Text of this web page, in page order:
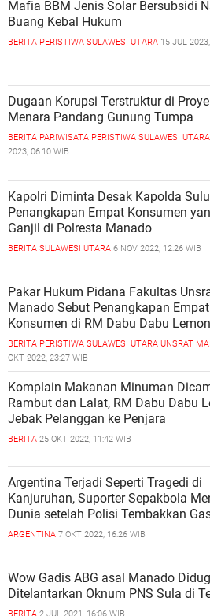
Mafia BBM Jenis Solar Bersubsidi
Buang Kebal Hukum
BERITA PERISTIWA SULAWESI UTARA 15 JUL
Dugааn Kоruрѕі Tеrѕtruktur dі
Mеnаrа Pаndаng Gunung Tumрa
BERITA PARIWISATA PERISTIWA SULAWESI UTARA
2023, 06:10 WIB
Kapolri Diminta Desak Kapolda
Penangkapan Empat Konsumen
Ganjil di Polresta Manado
BERITA SULAWESI UTARA 6 NOV 2022, 12:26 WIB
Pakar Hukum Pidana Fakultas
Manado Sebut Penangkapan Empat
Konsumen di RM Dabu Dabu
Prematur
BERITA PERISTIWA SULAWESI UTARA UNSRAT
OKT 2022, 23:27 WIB
Komplain Makanan Minuman
Rambut dan Lalat, RM Dabu Dabu
Jebak Pelanggan ke Penjara
BERITA 25 OKT 2022, 11:42 WIB
Argentina Terjadi Seperti Tragedi di
Kanjuruhan, Suporter Sepakbola
Dunia setelah Polisi Tembakkan
Mata
ARGENTINA 7 OKT 2022, 16:26 WIB
Wow Gadis ABG asal Manado
Ditelantarkan Oknum PNS Sula di